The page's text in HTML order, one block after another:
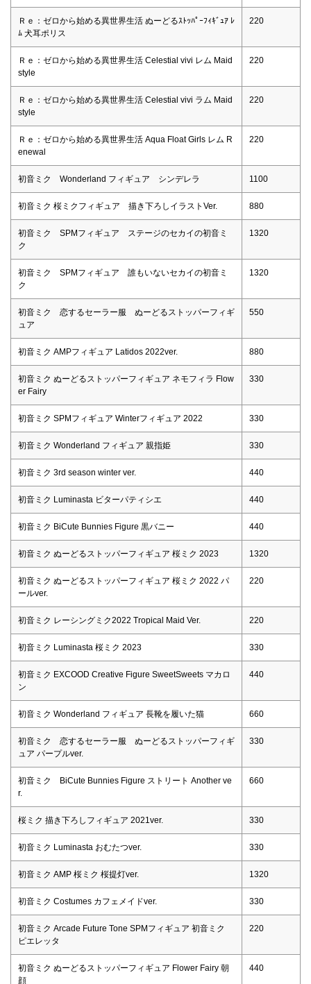
Ｒｅ：ゼロから始める異世界生活 ぬーどるｽﾄｯﾊﾟｰﾌｨｷﾞｭｱ ﾚ
ﾑ 犬耳ポリス
220
Ｒｅ：ゼロから始める異世界生活 Celestial vivi レム Maid
style
220
Ｒｅ：ゼロから始める異世界生活 Celestial vivi ラム Maid
style
220
Ｒｅ：ゼロから始める異世界生活 Aqua Float Girls レム R
enewal
220
初音ミク Wonderland フィギュア シンデレラ 1100
初音ミク 桜ミクフィギュア 描き下ろしイラストVer. 880
初音ミク SPMフィギュア ステージのセカイの初音ミ
ク
1320
初音ミク SPMフィギュア 誰もいないセカイの初音ミ
ク
1320
初音ミク 恋するセーラー服 ぬーどるストッパーフィギ
ュア
550
初音ミク AMPフィギュア Latidos 2022ver. 880
初音ミク ぬーどるストッパーフィギュア ネモフィラ Flow
er Fairy
330
初音ミク SPMフィギュア Winterフィギュア 2022 330
初音ミク Wonderland フィギュア 親指姫 330
初音ミク 3rd season winter ver. 440
初音ミク Luminasta ビターパティシエ 440
初音ミク BiCute Bunnies Figure 黒バニー 440
初音ミク ぬーどるストッパーフィギュア 桜ミク 2023 1320
初音ミク ぬーどるストッパーフィギュア 桜ミク 2022 パ
ールver.
220
初音ミク レーシングミク2022 Tropical Maid Ver. 220
初音ミク Luminasta 桜ミク 2023 330
初音ミク EXCOOD Creative Figure SweetSweets マカロ
ン
440
初音ミク Wonderland フィギュア 長靴を履いた猫 660
初音ミク 恋するセーラー服 ぬーどるストッパーフィギ
ュア パープルver.
330
初音ミク BiCute Bunnies Figure ストリート Another ve
r.
660
桜ミク 描き下ろしフィギュア 2021ver. 330
初音ミク Luminasta おむたつver. 330
初音ミク AMP 桜ミク 桜提灯ver. 1320
初音ミク Costumes カフェメイドver. 330
初音ミク Arcade Future Tone SPMフィギュア 初音ミク
ピエレッタ
220
初音ミク ぬーどるストッパーフィギュア Flower Fairy 朝
顔
440